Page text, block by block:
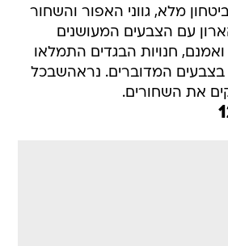
מלא, גווני האפור והשחור
עם הצבעים המעושנים
ואמנם, חנויות הבגדים התמלאו
בצבעים המדוברים. נראהשבכל
את השחורים.